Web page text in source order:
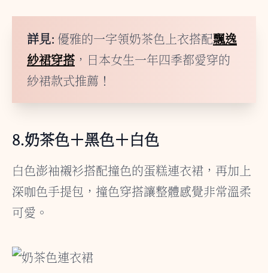
詳見: 優雅的一字領奶茶色上衣搭配飄逸
紗裙穿搭 ，日本女生一年四季都愛穿的
紗裙款式推薦！
8.奶茶色＋黑色＋白色
白色澎袖襯衫搭配撞色的蛋糕連衣裙，再加上
深咖色手提包，撞色穿搭讓整體感覺非常溫柔
可愛。